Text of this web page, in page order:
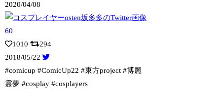
2020/04/08
1010
294
2018/05/22
#comicup #ComicUp22 #東方project #博麗
霊夢 #cosplay #cosplayers